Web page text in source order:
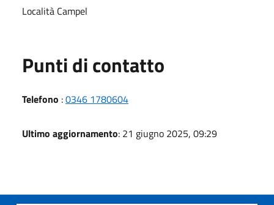
Località Campel
Punti di contatto
Telefono :0346 1780604
Ultimo aggiornamento: 21 giugno 2025, 09:29